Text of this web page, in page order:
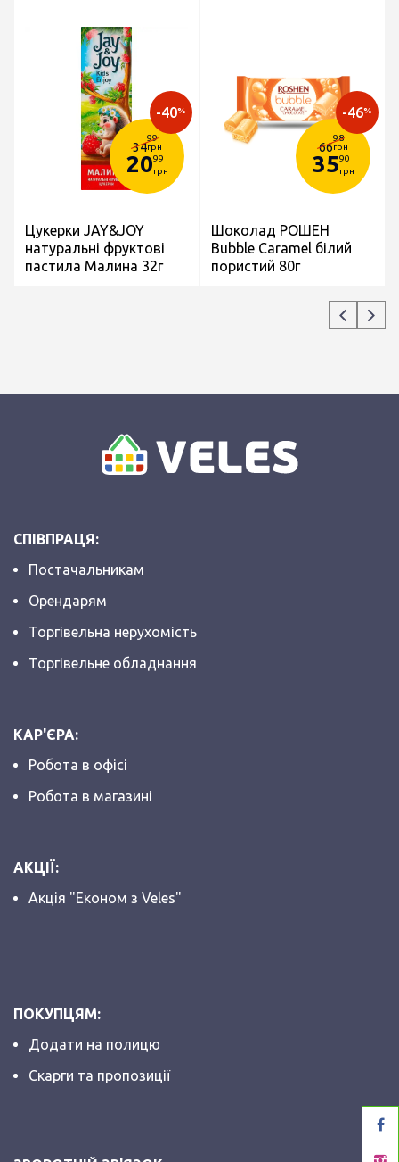
34
99
грн
2099
грн
-40%
Цукерки JAY&JOY
натуральні фруктові
пастила Малина 32г
66
98
грн
3590
грн
-46%
Шоколад РОШЕН
Bubble Caramel білий
пористий 80г
СПІВПРАЦЯ:
Постачальникам
Орендарям
Торгівельна нерухомість
Торгівельне обладнання
КАР'ЄРА:
Робота в офісі
Робота в магазині
АКЦІЇ:
Акція "Економ з Veles"
ПОКУПЦЯМ:
Додати на полицю
Скарги та пропозиції